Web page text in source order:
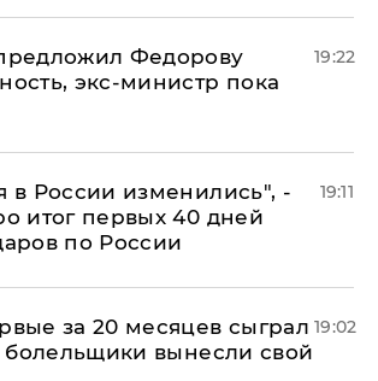
Федорову
экс-министр пока
19:22
в России изменились", -
итог первых 40 дней
по России
19:11
за 20 месяцев сыграл
болельщики вынесли свой
19:02